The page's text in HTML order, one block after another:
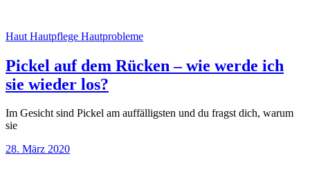
Haut Hautpflege Hautprobleme
Pickel auf dem Rücken – wie werde ich
sie wieder los?
Im Gesicht sind Pickel am auffälligsten und du fragst dich, warum
sie
28. März 2020